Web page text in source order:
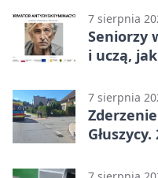
7 sierpnia
Seniorzy
i uczą,
7 sierpnia